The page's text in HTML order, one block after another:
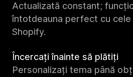
Actualizată constant;
întotdeauna perfect cu cele
Shopify.
Încercați înainte să plătiți
Personalizați tema până